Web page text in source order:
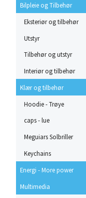
Bilpleie og Tilbehør
Eksteriør og tilbehør
Utstyr
Tilbehør og utstyr
Interiør og tilbehør
Klær og tilbehør
Hoodie - Trøye
caps - lue
Meguiars Solbriller
Keychains
Energi - More power
Multimedia